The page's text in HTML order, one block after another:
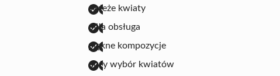
świeże kwiaty
miła obsługa
piękne kompozycje
duży wybór kwiatów